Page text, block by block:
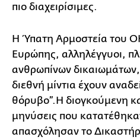
πιο διαχειρίσιμες.
Η Ύπατη Αρμοστεία του
Ευρώπης, αλληλέγγυοι,
ανθρωπίνων
διεθνή μίντια έχουν
θόρυβο”.Η διογκούμενη
μηνύσεις που
απασχόλησαν το